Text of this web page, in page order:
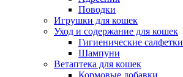
Поводки
Игрушки для кошек
Уход и содержание для кошек
Гигиенические салфетки
Шампуни
Ветаптека для кошек
Кормовые добавки